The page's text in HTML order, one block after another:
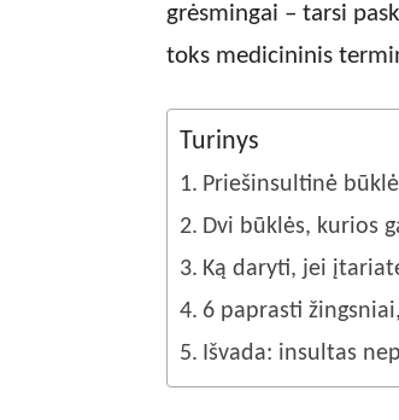
grėsmingai – tarsi
toks medicininis
Turinys
Priešinsultinė
Dvi būklės, kurios
Ką daryti, jei
6 paprasti
Išvada: insultas